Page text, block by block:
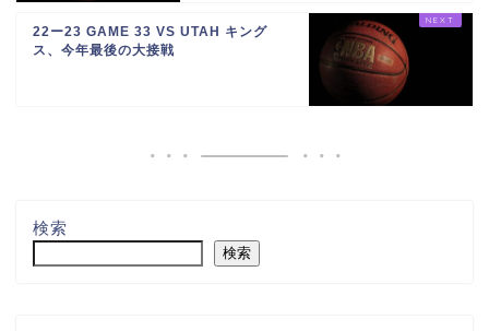
22ー23 GAME 33 VS UTAH キング
ス、今年最後の大接戦
検索
検索